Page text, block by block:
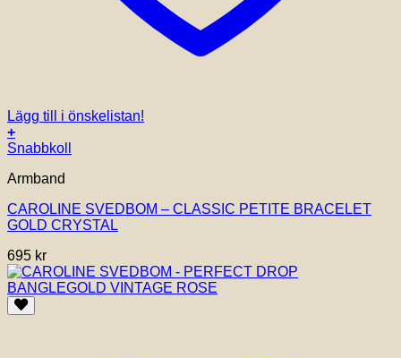
Lägg till i önskelistan!
+
Snabbkoll
Armband
CAROLINE SVEDBOM – CLASSIC PETITE BRACELET
GOLD CRYSTAL
695 kr